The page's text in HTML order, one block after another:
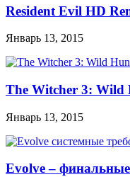
Resident Evil HD
Январь 13, 2015
The Witcher 3: Wild
Январь 13, 2015
Evolve –